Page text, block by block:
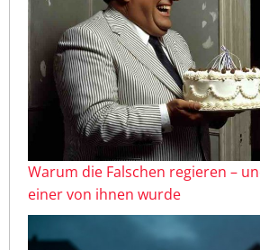
Warum die Falschen regieren –
einer von ihnen wurde